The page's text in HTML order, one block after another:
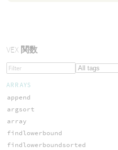
VEX関数
ARRAYS
append
argsort
array
findlowerbound
findlowerboundsorted